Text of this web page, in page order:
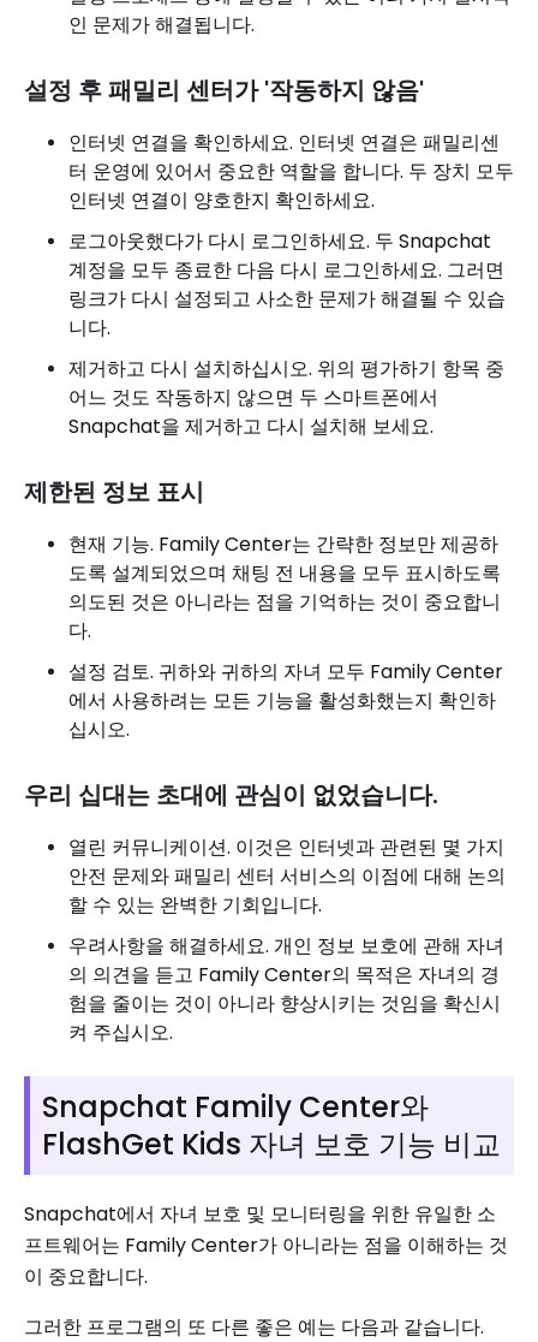
인 문제가 해결됩니다.
설정 후 패밀리 센터가 '작동하지 않음'
인터넷 연결을 확인하세요. 인터넷 연결은 패밀리센
터 운영에 있어서 중요한 역할을 합니다. 두 장치 모두
인터넷 연결이 양호한지 확인하세요.
로그아웃했다가 다시 로그인하세요. 두 Snapchat
계정을 모두 종료한 다음 다시 로그인하세요. 그러면
링크가 다시 설정되고 사소한 문제가 해결될 수 있습
니다.
제거하고 다시 설치하십시오. 위의 평가하기 항목 중
어느 것도 작동하지 않으면 두 스마트폰에서
Snapchat을 제거하고 다시 설치해 보세요.
제한된 정보 표시
현재 기능. Family Center는 간략한 정보만 제공하
도록 설계되었으며 채팅 전 내용을 모두 표시하도록
의도된 것은 아니라는 점을 기억하는 것이 중요합니
다.
설정 검토. 귀하와 귀하의 자녀 모두 Family Center
에서 사용하려는 모든 기능을 활성화했는지 확인하
십시오.
우리 십대는 초대에 관심이 없었습니다.
열린 커뮤니케이션. 이것은 인터넷과 관련된 몇 가지
안전 문제와 패밀리 센터 서비스의 이점에 대해 논의
할 수 있는 완벽한 기회입니다.
우려사항을 해결하세요. 개인 정보 보호에 관해 자녀
의 의견을 듣고 Family Center의 목적은 자녀의 경
험을 줄이는 것이 아니라 향상시키는 것임을 확신시
켜 주십시오.
Snapchat Family Center와
FlashGet Kids 자녀 보호 기능 비교
Snapchat에서 자녀 보호 및 모니터링을 위한 유일한 소
프트웨어는 Family Center가 아니라는 점을 이해하는 것
이 중요합니다.
그러한 프로그램의 또 다른 좋은 예는 다음과 같습니다.